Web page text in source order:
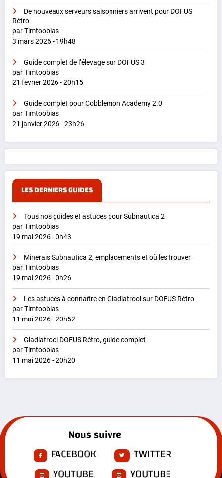
De nouveaux serveurs saisonniers arrivent pour DOFUS
Rétro
par Timtoobias
3 mars 2026 - 19h48
Guide complet de l’élevage sur DOFUS 3
par Timtoobias
21 février 2026 - 20h15
Guide complet pour Cobblemon Academy 2.0
par Timtoobias
21 janvier 2026 - 23h26
LES DERNIERS GUIDES
Tous nos guides et astuces pour Subnautica 2
par Timtoobias
19 mai 2026 - 0h43
Minerais Subnautica 2, emplacements et où les trouver
par Timtoobias
19 mai 2026 - 0h26
Les astuces à connaître en Gladiatrool sur DOFUS Rétro
par Timtoobias
11 mai 2026 - 20h52
Gladiatrool DOFUS Rétro, guide complet
par Timtoobias
11 mai 2026 - 20h20
Nous suivre
FACEBOOK
TWITTER
YOUTUBE
YOUTUBE